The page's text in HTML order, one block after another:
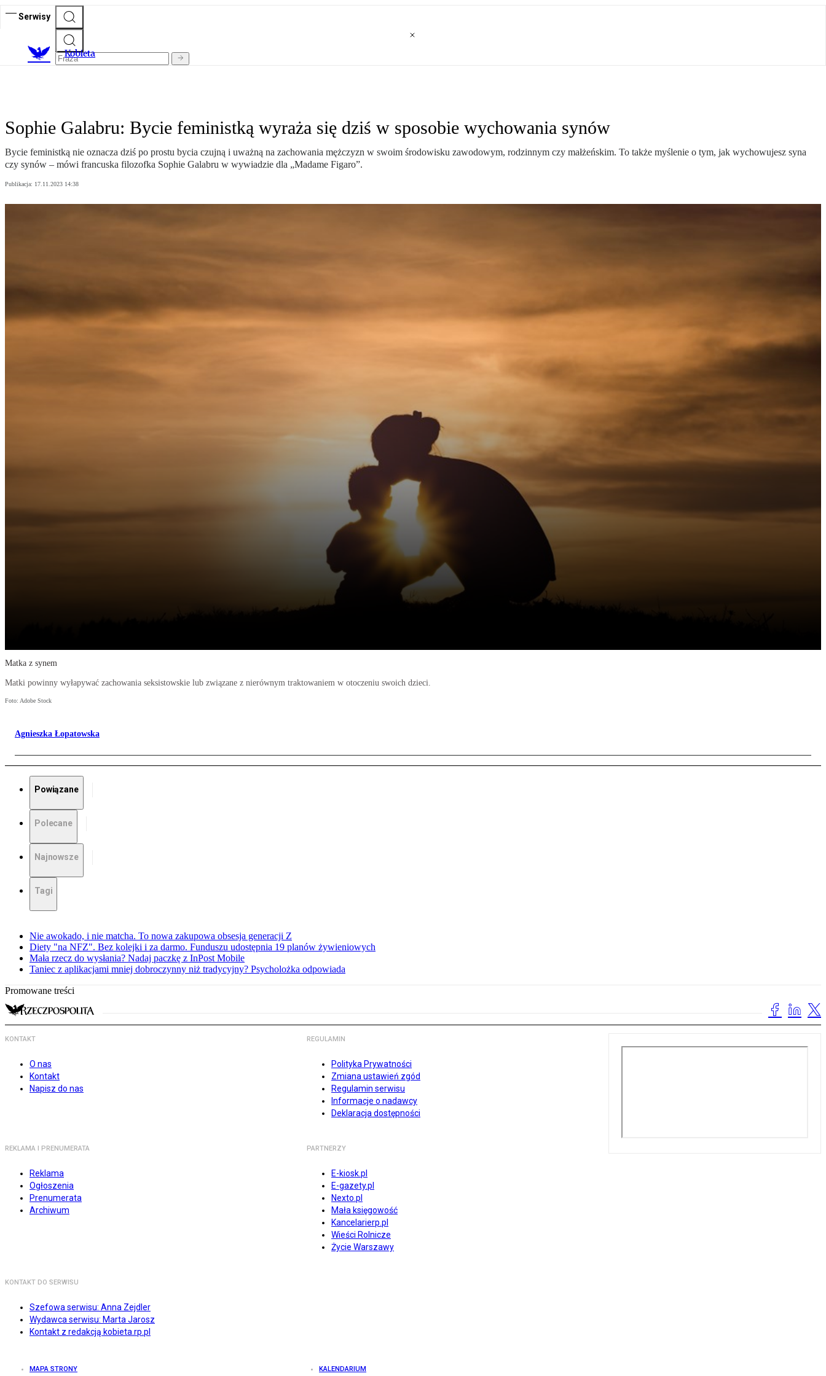
Serwisy
Kobieta
Sophie Galabru: Bycie feministką wyraża się dziś w sposobie wychowania synów
Bycie feministką nie oznacza dziś po prostu bycia czujną i uważną na zachowania mężczyzn w swoim środowisku zawodowym, rodzinnym czy małżeńskim. To także myślenie o tym, jak wychowujesz syna
czy synów – mówi francuska filozofka Sophie Galabru w wywiadzie dla „Madame Figaro”.
Publikacja: 17.11.2023 14:38
Matka z synem
Matki powinny wyłapywać zachowania seksistowskie lub związane z nierównym traktowaniem w otoczeniu swoich dzieci.
Foto: Adobe Stock
Agnieszka Łopatowska
Powiązane
Polecane
Najnowsze
Tagi
Nie awokado, i nie matcha. To nowa zakupowa obsesja generacji Z
Diety "na NFZ". Bez kolejki i za darmo. Funduszu udostępnia 19 planów żywieniowych
Mała rzecz do wysłania? Nadaj paczkę z InPost Mobile
Taniec z aplikacjami mniej dobroczynny niż tradycyjny? Psycholożka odpowiada
Promowane treści
KONTAKT
O nas
Kontakt
Napisz do nas
REGULAMIN
Polityka Prywatności
Zmiana ustawień zgód
Regulamin serwisu
Informacje o nadawcy
Deklaracja dostępności
REKLAMA I PRENUMERATA
Reklama
Ogłoszenia
Prenumerata
Archiwum
PARTNERZY
E-kiosk.pl
E-gazety.pl
Nexto.pl
Mała księgowość
Kancelarierp.pl
Wieści Rolnicze
Życie Warszawy
KONTAKT DO SERWISU
Szefowa serwisu: Anna Zejdler
Wydawca serwisu: Marta Jarosz
Kontakt z redakcją kobieta.rp.pl
MAPA STRONY KALENDARIUM